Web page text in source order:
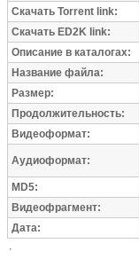
Скачать Torrent link:
Скачать ED2K link:
Описание в каталогах:
Название файла:
Размер:
Продолжительность:
Видеоформат:
Аудиоформат:
MD5:
Видеофрагмент:
Дата: